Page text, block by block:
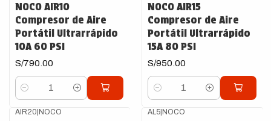
NOCO AIR10
Compresor de Aire
Portátil Ultrarrápido
10A 60 PSI
S/790.00
Cantidad
NOCO AIR15
Compresor de Aire
Portátil Ultrarrápido
15A 80 PSI
S/950.00
Cantidad
AIR20 NOCO AL5 NOCO